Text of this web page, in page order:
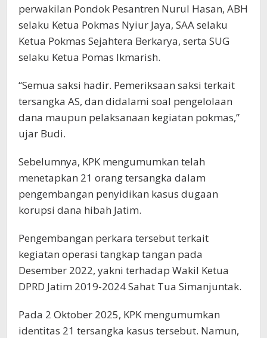
perwakilan Pondok Pesantren Nurul Hasan, ABH
selaku Ketua Pokmas Nyiur Jaya, SAA selaku
Ketua Pokmas Sejahtera Berkarya, serta SUG
selaku Ketua Pomas Ikmarish.
“Semua saksi hadir. Pemeriksaan saksi terkait
tersangka AS, dan didalami soal pengelolaan
dana maupun pelaksanaan kegiatan pokmas,”
ujar Budi.
Sebelumnya, KPK mengumumkan telah
menetapkan 21 orang tersangka dalam
pengembangan penyidikan kasus dugaan
korupsi dana hibah Jatim.
Pengembangan perkara tersebut terkait
kegiatan operasi tangkap tangan pada
Desember 2022, yakni terhadap Wakil Ketua
DPRD Jatim 2019-2024 Sahat Tua Simanjuntak.
Pada 2 Oktober 2025, KPK mengumumkan
identitas 21 tersangka kasus tersebut. Namun,